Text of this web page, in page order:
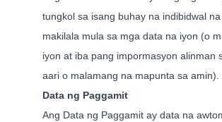
tungkol sa isang buhay na indibidwal
makilala mula sa mga data na iyon (o
iyon at iba pang impormasyon alinman
aari o malamang na mapunta sa amin).
Data ng Paggamit
Ang Data ng Paggamit ay data na